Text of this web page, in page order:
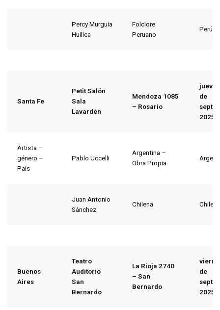
Percy Murguia
Huillca
Folclore
Peruano
Perú
Santa Fe
Petit Salón
Sala
Lavardén
Mendoza 1085
– Rosario
de
2025
Artista –
género –
País
Pablo Uccelli
Argentina –
Obra Propia
Juan Antonio
Sánchez
Chilena Chile
Buenos
Aires
Teatro
Auditorio
San
Bernardo
La Rioja 2740
– San
Bernardo
de
2025